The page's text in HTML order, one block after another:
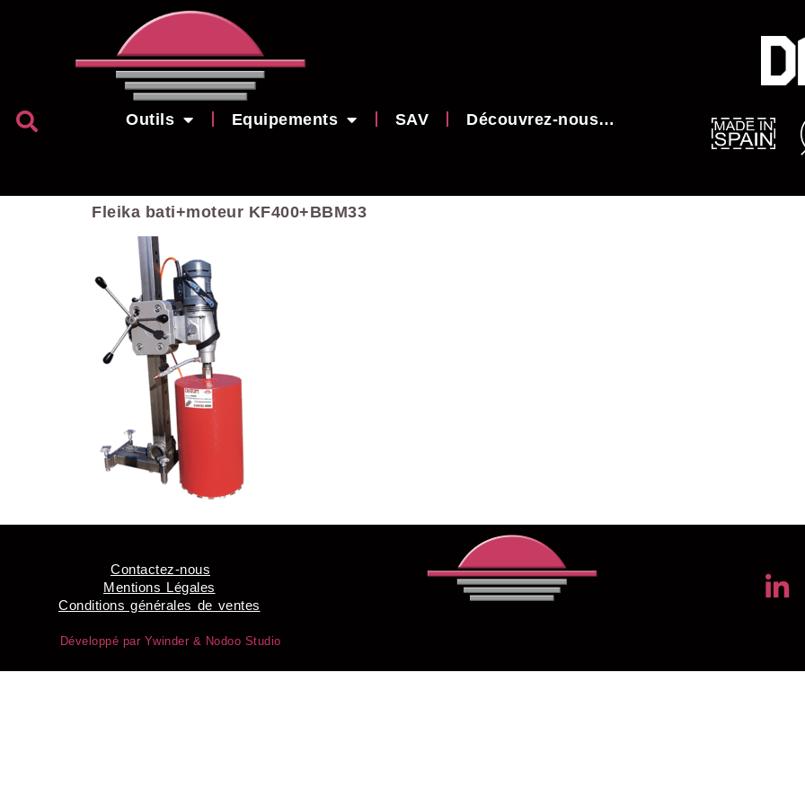
Outils Equipements SAV Découvrez-nous…
Fleika bati+moteur KF400+BBM33
Contactez-nous
Mentions Légales
Conditions générales de ventes
Développé par Ywinder & Nodoo Studio